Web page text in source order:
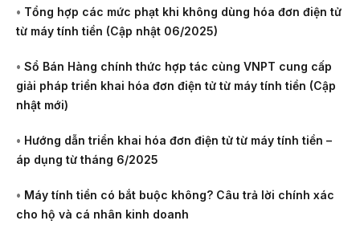
• Tổng hợp các mức phạt khi không dùng hóa đơn điện tử
từ máy tính tiền (Cập nhật 06/2025)
• Sổ Bán Hàng chính thức hợp tác cùng VNPT cung cấp
giải pháp triển khai hóa đơn điện tử từ máy tính tiền (Cập
nhật mới)
• Hướng dẫn triển khai hóa đơn điện tử từ máy tính tiền –
áp dụng từ tháng 6/2025
• Máy tính tiền có bắt buộc không? Câu trả lời chính xác
cho hộ và cá nhân kinh doanh